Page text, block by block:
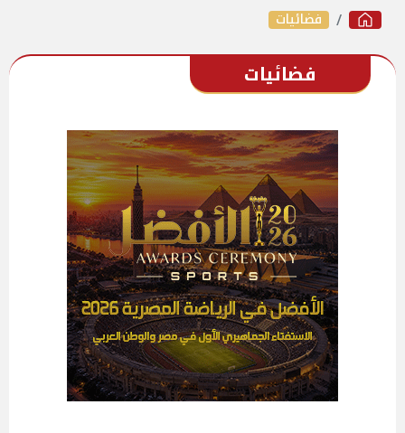
فضائيات
فضائيات